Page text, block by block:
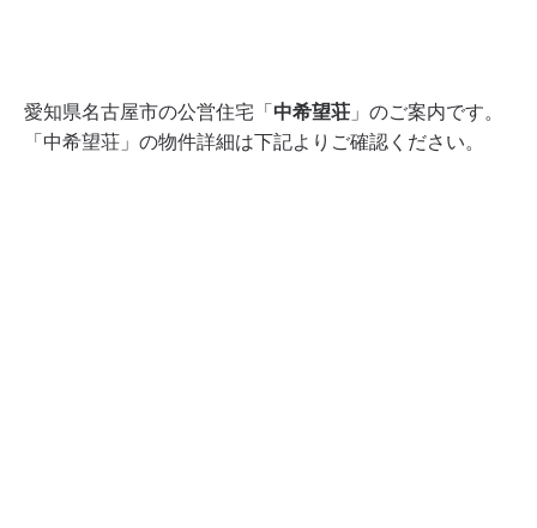
愛知県名古屋市の公営住宅「 中希望荘 」のご案内です。
「中希望荘」の物件詳細は下記よりご確認ください。